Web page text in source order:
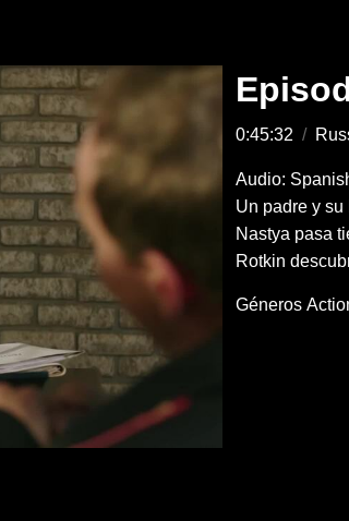
0:45:32 /
Audio:
Un padre y
Nastya pasa
Rotkin
Géneros